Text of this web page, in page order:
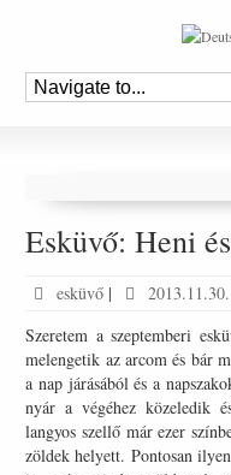
Esküvő: Heni
esküvő |
2013.11.30.
Szeretem a szeptemberi
melengetik az arcom és bár
a nap járásából és a
nyár a végéhez közeledik
langyos szellő már ezer
zöldek helyett. Pontosan